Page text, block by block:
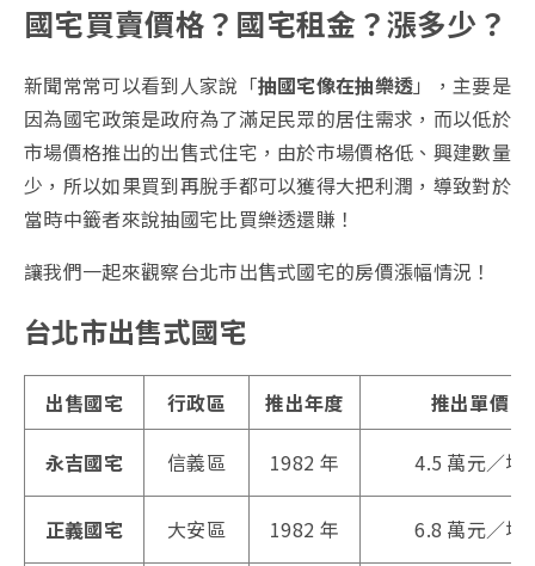
國宅買賣價格？國宅租金？漲多少？
新聞常常可以看到人家說「抽國宅像在抽樂透」，主要是
因為國宅政策是政府為了滿足民眾的居住需求，而以低於
市場價格推出的出售式住宅，由於市場價格低、興建數量
少，所以如果買到再脫手都可以獲得大把利潤，導致對於
當時中籤者來說抽國宅比買樂透還賺！
讓我們一起來觀察台北市出售式國宅的房價漲幅情況！
台北市出售式國宅
出售國宅 行政區 推出年度 推出單價
永吉國宅 信義區 1982 年 4.5 萬元／坪
正義國宅 大安區 1982 年 6.8 萬元／坪